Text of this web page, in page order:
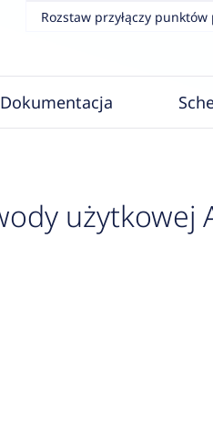
Rozstaw przyłączy
Dokumentacja
użytkowej